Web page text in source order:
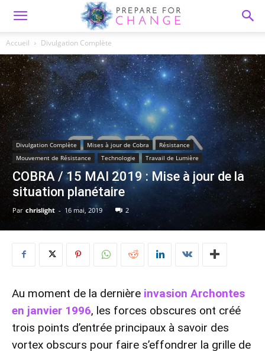
Accueil Divulgation Complète
Divulgation Complète Mises à jour de Cobra
Résistance
Mouvement de Résistance
Technologie Travail de Lumière
COBRA / 15 MAI 2019 : Mise à jour de la
situation planétaire
Par chrislight - 16 mai, 2019 2
Au moment de la dernière invasion Archontes
en janvier 1996, les forces obscures ont créé
trois points d’entrée principaux à savoir des
vortex obscurs pour faire s’effondrer la grille de